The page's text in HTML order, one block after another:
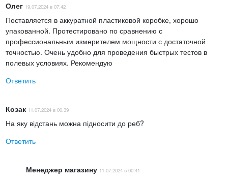
Измерение обратных потерь радиочастотной цепи;
Обнаружение помех между устройствами беспроводной
связи;
RSSI (индикация уровня принимаемого сигнала) и
определение уровня мощности передачи;
Оценка производительности ступенчатого аттенюатора;
Измерение прямой и отраженной мощности в
направленных ответвителях;
Измерение мощности сигналов GSM с использованием
Олег 19.07.2024 в 07:42
Поставляется в аккуратной пластиковой коробке, хорошо
упакованной. Протестировано по сравнению с
профессиональным измерителем мощности с достаточной
точностью. Очень удобно для проведения быстрых тестов в
полевых условиях. Рекомендую
Ответить
Козак 11.07.2024 в 00:39
На яку відстань можна підносити до реб?
Ответить
Менеджер магазину 11.07.2024 в 00:41